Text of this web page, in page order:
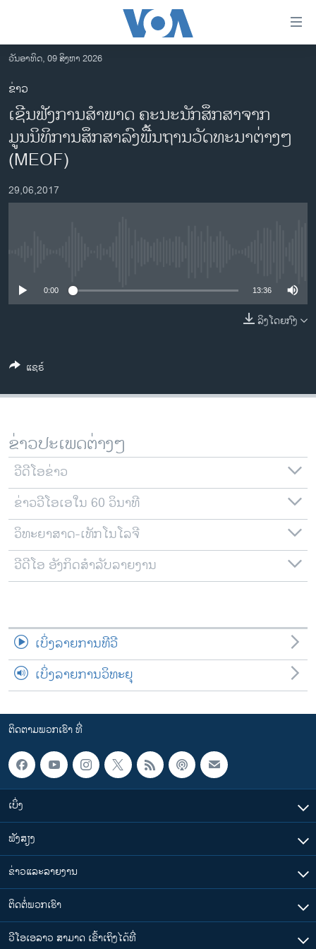
ເຂົ້າ
ຫາ
ຂ້າມ
ຂ້າມ
ຂ້າມ
ໄປ
ຫາ
ຊອກ
ຄົ້ນ
ອາເມຣິກາ
ການເລືອກຕັ້ງ ປະທານາທີບໍດີ ສະຫະລັດ 2024
ໂລກ
ຊຸມຊົນຊາວລາວ
ສຽງ
ລາຍການກະຈາຍສຽງ
ຕິດຕາມພວກເຮົາ ທີ່
ພາສາຕ່າງໆ
ວັນອາທິດ, 09 ສິງຫາ 2026
ຂ່າວ
ເຊີນຟັງການສຳພາດ ຄະນະນັກສຶກສາຈາກ
ມູນນິທິການສຶກສາລົງພື້ນຖານວັດທະນາຕ່າງໆ
(MEOF)
29,06,2017
0:00 13:36
ລິງໂດຍກົງ
ແຊຣ໌
ຂ່າວປະເພດຕ່າງໆ
ວີດີໂອຂ່າວ
ຂ່າວວີໂອເອໃນ 60 ວິນາທີ
ວິທະຍາສາດ-ເທັກໂນໂລຈີ
ວີດີໂອ ອັງກິດສຳລັບລາຍງານ
ເບິ່ງລາຍການທີວີ
ເບິ່ງລາຍການວິທະຍຸ
ຕິດຕາມພວກເຮົາ ທີ່
ເບິ່ງ
ຟັງສຽງ
ຂ່າວແລະລາຍງານ
ຕິດຕໍ່ພວກເຮົາ
ວີໂອເອລາວ ສາມາດ ເຂົ້າເຖິງໄດ້ທີ່